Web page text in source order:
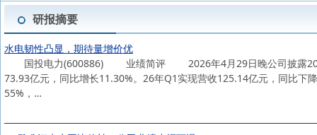
研报摘要
水电韧性凸显，期待量增价优
国投电力(600886) 业绩简评 2026年4月29日晚公司披露2025
73.93亿元，同比增长11.30%。26年Q1实现营收125.14亿元，同比
55%，…